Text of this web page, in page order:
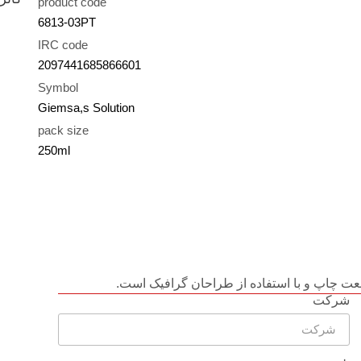
6813-03PT
IRC code
2097441685866601
Symbol
Giemsa,s Solution
pack size
250ml
چاپ و با استفاده از طراحان گرافیک است.
شرکت